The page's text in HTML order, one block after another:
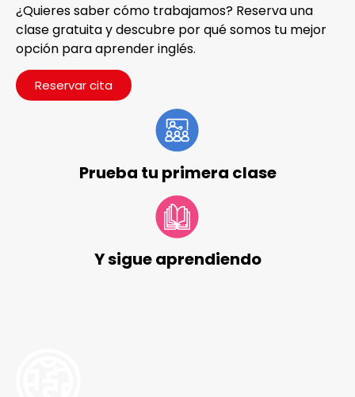
¿Quieres saber cómo trabajamos? Reserva una
clase gratuita y descubre por qué somos tu mejor
opción para aprender inglés.
Reservar cita
Prueba tu primera clase
Y sigue aprendiendo